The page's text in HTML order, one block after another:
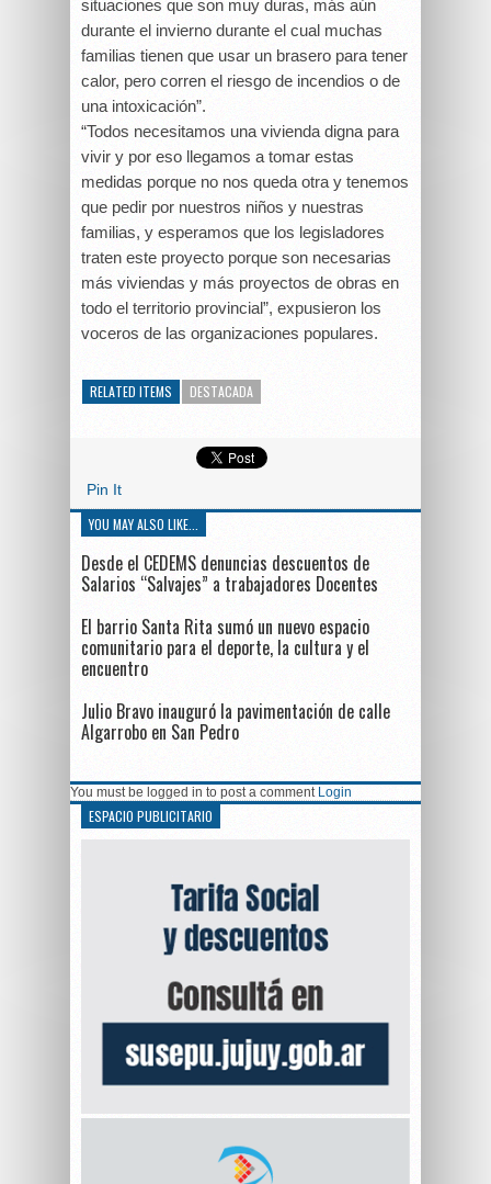
situaciones que son muy duras, más aún
durante el invierno durante el cual muchas
familias tienen que usar un brasero para tener
calor, pero corren el riesgo de incendios o de
una intoxicación”.
“Todos necesitamos una vivienda digna para
vivir y por eso llegamos a tomar estas
medidas porque no nos queda otra y tenemos
que pedir por nuestros niños y nuestras
familias, y esperamos que los legisladores
traten este proyecto porque son necesarias
más viviendas y más proyectos de obras en
todo el territorio provincial”, expusieron los
voceros de las organizaciones populares.
RELATED ITEMS DESTACADA
Pin It
YOU MAY ALSO LIKE...
Desde el CEDEMS denuncias descuentos de
Salarios “Salvajes” a trabajadores Docentes
El barrio Santa Rita sumó un nuevo espacio
comunitario para el deporte, la cultura y el
encuentro
Julio Bravo inauguró la pavimentación de calle
Algarrobo en San Pedro
You must be logged in to post a comment Login
ESPACIO PUBLICITARIO